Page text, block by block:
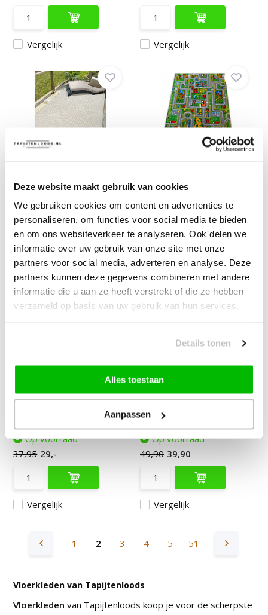
Deze website maakt gebruik van cookies
We gebruiken cookies om content en advertenties te
personaliseren, om functies voor social media te bieden
en om ons websiteverkeer te analyseren. Ook delen we
informatie over uw gebruik van onze site met onze
partners voor social media, adverteren en analyse. Deze
partners kunnen deze gegevens combineren met andere
informatie die u aan ze heeft verstrekt of die ze hebben
verzameld op basis van uw gebruik van hun services.
Details tonen
Alles toestaan
Aanpassen
Vergelijk Vergelijk
Deliverytime
Vergelijk
Op voorraad
25,-
Speelkleed Stad – Groot
Deliverytime
Vergelijk
Op voorraad
39,95
Loca Shaggy Vloerkleed
– Modern Uni Effe...
Vergelijk
Op voorraad
37,95 29,-
Elle Decoration Gemini
Buitenkleed Dubbe...
Deliverytime
Vergelijk
Op voorraad
49,90 39,90
1 2 3 4 5 51
Vloerkleden van Tapijtenloods
Vloerkleden van Tapijtenloods koop je voor de scherpste